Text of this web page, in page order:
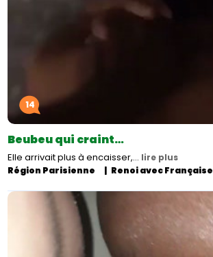
14
Beubeu qui craint…
Elle arrivait plus à encaisser,… lire plus
Région Parisienne
Renoi avec Française